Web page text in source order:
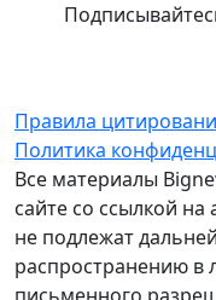
Правила
Политика
Все материалы
сайте со ссылкой
не подлежат
распространению в